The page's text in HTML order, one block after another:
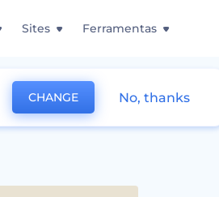
Sites Ferramentas
de Suspense
CHANGE No, thanks